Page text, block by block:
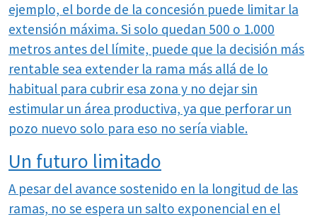
ejemplo, el borde de la concesión puede limitar la
extensión máxima. Si solo quedan 500 o 1.000
metros antes del límite, puede que la decisión más
rentable sea extender la rama más allá de lo
habitual para cubrir esa zona y no dejar sin
estimular un área productiva, ya que perforar un
pozo nuevo solo para eso no sería viable.
Un futuro limitado
A pesar del avance sostenido en la longitud de las
ramas, no se espera un salto exponencial en el